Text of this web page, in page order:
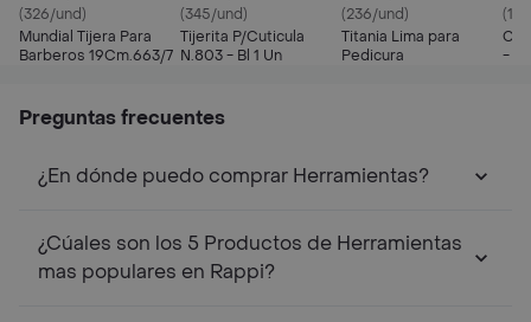
(326/und)
Mundial Tijera Para
Barberos 19Cm.663/7
(345/und)
Tijerita P/Cuticula
N.803 - Bl 1 Un
(236/und)
Titania Lima para
Pedicura
- Un
Preguntas frecuentes
¿En dónde puedo comprar Herramientas?
¿Cúales son los 5 Productos de Herramientas
mas populares en Rappi?